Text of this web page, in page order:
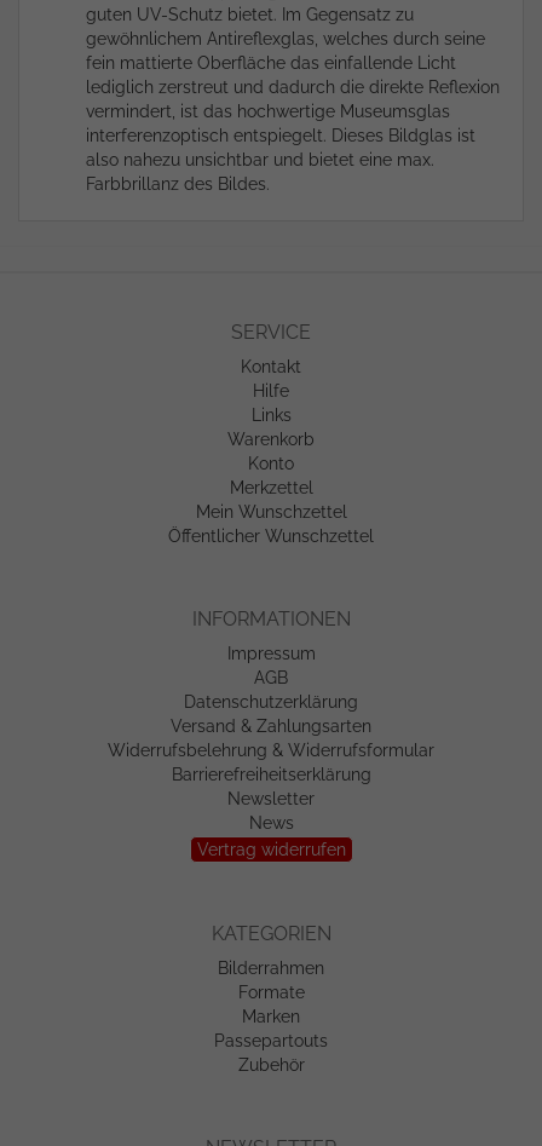
guten UV-Schutz bietet. Im Gegensatz zu
gewöhnlichem Antireflexglas, welches durch seine
fein mattierte Oberfläche das einfallende Licht
lediglich zerstreut und dadurch die direkte Reflexion
vermindert, ist das hochwertige Museumsglas
interferenzoptisch entspiegelt. Dieses Bildglas ist
also nahezu unsichtbar und bietet eine max.
Farbbrillanz des Bildes.
SERVICE
Kontakt
Hilfe
Links
Warenkorb
Konto
Merkzettel
Mein Wunschzettel
Öffentlicher Wunschzettel
INFORMATIONEN
Impressum
AGB
Datenschutzerklärung
Versand & Zahlungsarten
Widerrufsbelehrung & Widerrufsformular
Barrierefreiheitserklärung
Newsletter
News
Vertrag widerrufen
KATEGORIEN
Bilderrahmen
Formate
Marken
Passepartouts
Zubehör